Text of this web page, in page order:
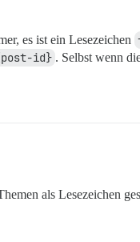
es ist ein Lesezeichen
id} . Selbst wenn
als Lesezeichen